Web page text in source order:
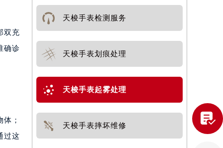
双充
确诊
；
过这
天梭手表检测服务
天梭手表划痕处理
天梭手表起雾处理
天梭手表摔坏维修 